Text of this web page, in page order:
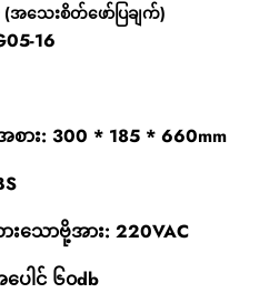
(အသေးစိတ်ဖော်ပြချက်)
16
း: 300 * 185 * 660mm
ောဗို့အား: 220VAC
ပေါင် ၆၀db